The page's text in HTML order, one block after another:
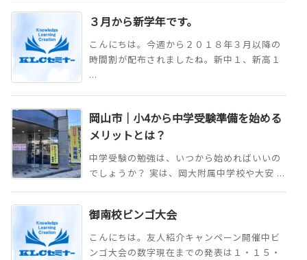
３月から新学年です。
こんにちは。今週から２０１８年３月以降の
時間割が配布されましたね。新中１、新高１
...
岡山市｜小4から中学受験準備を始める
メリットとは？
中学受験の勉強は、いつから始めればいいの
でしょうか？ 実は、岡大附属中学校や大安 ...
御南校ビンゴ大会
こんにちは。友人紹介キャンペーン開催中ビ
ンゴ大会の数字現在までの発表は１・１５・